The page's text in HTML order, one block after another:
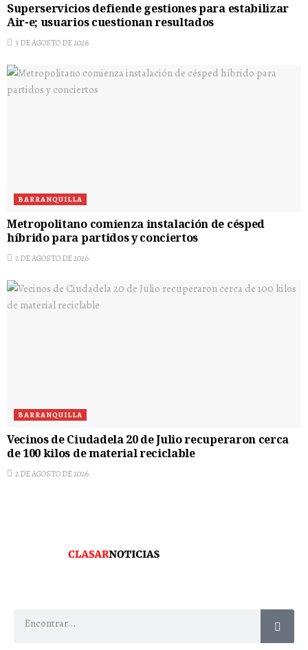
Superservicios defiende gestiones para estabilizar
Air-e; usuarios cuestionan resultados
3 DE AGOSTO DE 2026
BARRANQUILLA
Metropolitano comienza instalación de césped
híbrido para partidos y conciertos
2 DE AGOSTO DE 2026
BARRANQUILLA
Vecinos de Ciudadela 20 de Julio recuperaron cerca
de 100 kilos de material reciclable
2 DE AGOSTO DE 2026